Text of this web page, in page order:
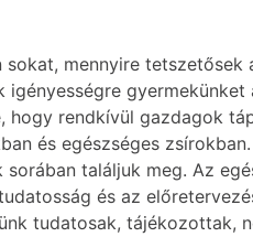
sokat, mennyire
rendkívül gazdagok
és egészséges
találjuk meg. Az
és az
tudatosak,